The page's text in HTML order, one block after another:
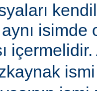
isimde